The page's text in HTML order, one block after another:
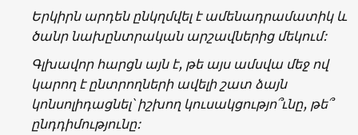
Երկիրն արդեն ընկղմվել է ամենադրամատիկ և
ծանր նախընտրական արշավներից մեկում:
Գլխավոր հարցն այն է, թե այս ամսվա մեջ ով
կարող է ընտրողների ավելի շատ ձայն
կոնսոլիդացնել՝ իշխող կուսակցությո՞ւնը, թե՞
ընդդիմությունը: